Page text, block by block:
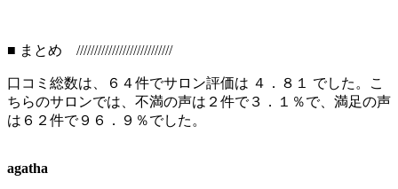
■ まとめ ///////////////////////////
口コミ総数は、６４件でサロン評価は ４．８１ でした。こ
ちらのサロンでは、不満の声は２件で３．１％で、満足の声
は６２件で９６．９％でした。
agatha